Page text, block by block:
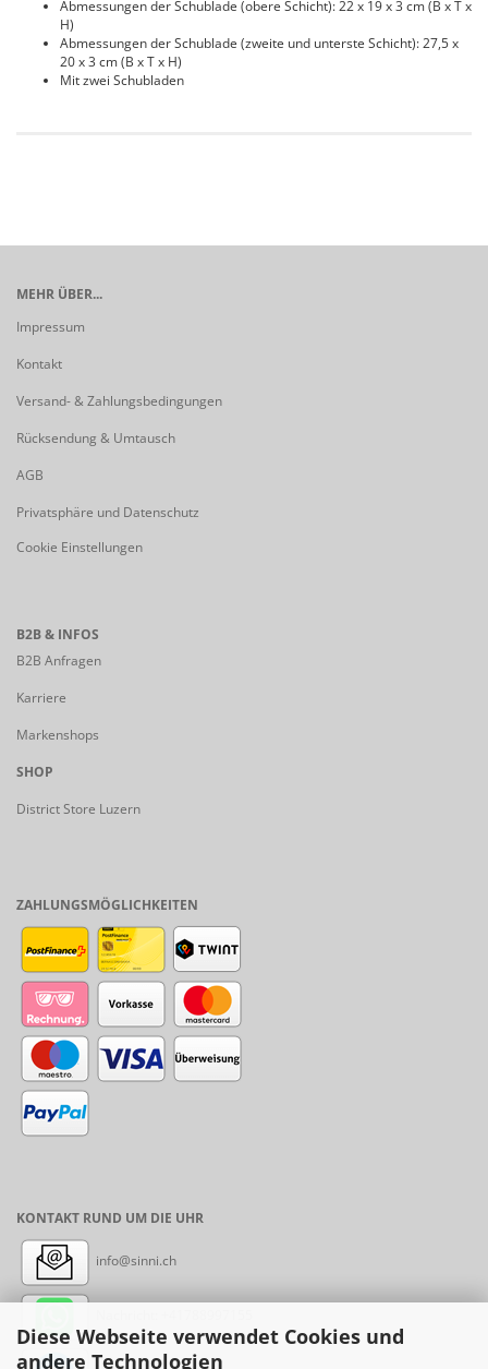
Diese Webseite verwendet Cookies und
andere Technologien
Abmessungen der Schublade (obere Schicht): 22 x 19 x 3 cm (B x T x
H)
Abmessungen der Schublade (zweite und unterste Schicht): 27,5 x
20 x 3 cm (B x T x H)
Mit zwei Schubladen
MEHR ÜBER...
Impressum
Kontakt
Versand- & Zahlungsbedingungen
Rücksendung & Umtausch
AGB
Privatsphäre und Datenschutz
Cookie Einstellungen
B2B & INFOS
B2B Anfragen
Karriere
Markenshops
SHOP
District Store Luzern
ZAHLUNGSMÖGLICHKEITEN
KONTAKT RUND UM DIE UHR
info@sinni.ch